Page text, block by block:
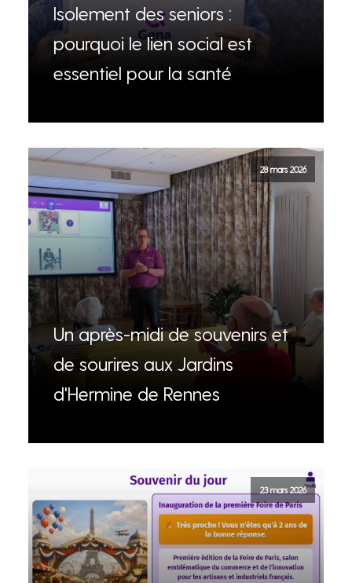
Isolement des seniors :
pourquoi le lien social est
essentiel pour la santé
28 mars 2026
Un après-midi de souvenirs et
de sourires aux Jardins
d'Hermine de Rennes
23 mars 2026